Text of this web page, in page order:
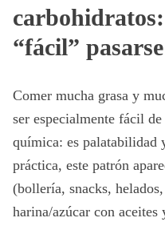
“fácil” pasarse
Comer mucha grasa y
ser especialmente fácil
química: es palatabilidad
práctica, este patrón
(bollería, snacks,
harina/azúcar con aceites